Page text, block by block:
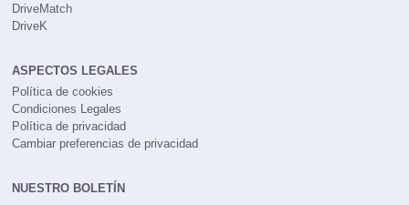
DriveMatch
DriveK
ASPECTOS LEGALES
Política de cookies
Condiciones Legales
Política de privacidad
Cambiar preferencias de privacidad
NUESTRO BOLETÍN